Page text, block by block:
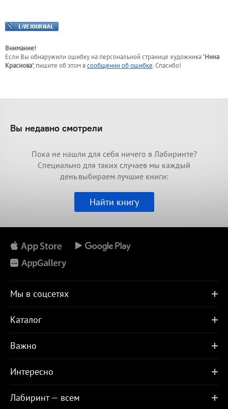
Внимание!
Если Вы обнаружили ошибку на персональной странице художника "Нина
Краснова", пишите об этом всообщении об ошибке. Спасибо!
Вы недавно смотрели
Пока не нашли для себя ничего в Лабиринте?
Специально для таких случаев мы каждый
день выбираем лучшие книги:
Найти книгу
Мы в соцсетях
Каталог
Важно
Интересно
Лабиринт — всем